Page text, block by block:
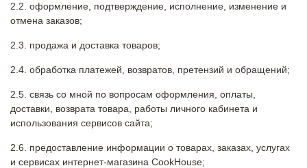
оформление, подтверждение, исполнение, изменение и
отмена заказов;
продажа и доставка товаров;
обработка платежей, возвратов, претензий и обращений;
связь со мной по вопросам оформления, оплаты,
доставки, возврата товара, работы личного кабинета и
использования сервисов сайта;
предоставление информации о товарах, заказах, услугах
и сервисах интернет-магазина CookHouse;